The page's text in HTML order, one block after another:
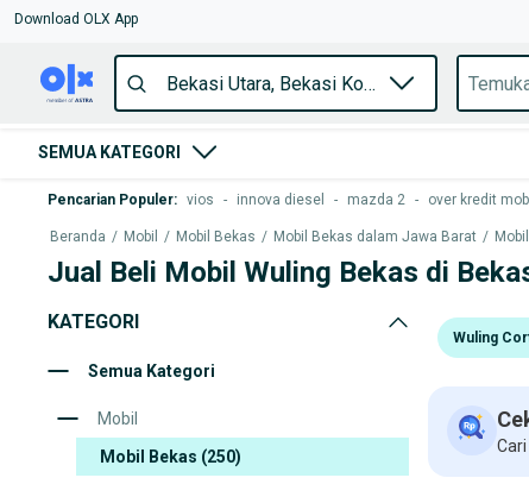
Download OLX App
SEMUA KATEGORI
Pencarian Populer: vios - innova diesel - mazda 2 - over kredit
Beranda / Mobil / Mobil Bekas / Mobil Bekas dalam Jawa Barat /
Jual Beli Mobil Wuling Bekas di
KATEGORI
Semua Kategori
Mobil
Mobil Bekas (250)
Wuling